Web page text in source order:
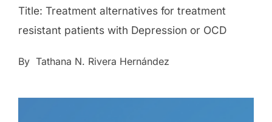
Title: Treatment alternatives for treatment
resistant patients with Depression or OCD
By Tathana N. Rivera Hernández